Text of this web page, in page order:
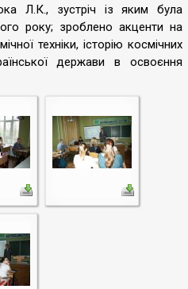
Л.К., зустріч із яким була
року; зроблено акценти на
техніки, історію космічних
держави в освоєння